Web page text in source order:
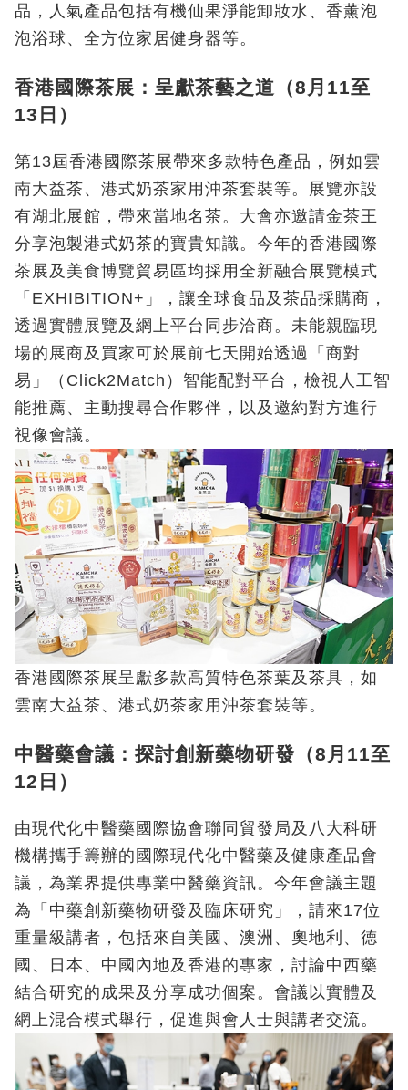
品，人氣產品包括有機仙果淨能卸妝水、香薰泡
泡浴球、全方位家居健身器等。
香港國際茶展：呈獻茶藝之道（8月11至
13日）
第13屆香港國際茶展帶來多款特色產品，例如雲
南大益茶、港式奶茶家用沖茶套裝等。展覽亦設
有湖北展館，帶來當地名茶。大會亦邀請金茶王
分享泡製港式奶茶的寶貴知識。今年的香港國際
茶展及美食博覽貿易區均採用全新融合展覽模式
「EXHIBITION+」，讓全球食品及茶品採購商，
透過實體展覽及網上平台同步洽商。未能親臨現
場的展商及買家可於展前七天開始透過「商對
易」（Click2Match）智能配對平台，檢視人工智
能推薦、主動搜尋合作夥伴，以及邀約對方進行
視像會議。
香港國際茶展呈獻多款高質特色茶葉及茶具，如
雲南大益茶、港式奶茶家用沖茶套裝等。
中醫藥會議：探討創新藥物研發（8月11至
12日）
由現代化中醫藥國際協會聯同貿發局及八大科研
機構攜手籌辦的國際現代化中醫藥及健康產品會
議，為業界提供專業中醫藥資訊。今年會議主題
為「中藥創新藥物研發及臨床研究」，請來17位
重量級講者，包括來自美國、澳洲、奧地利、德
國、日本、中國內地及香港的專家，討論中西藥
結合研究的成果及分享成功個案。會議以實體及
網上混合模式舉行，促進與會人士與講者交流。